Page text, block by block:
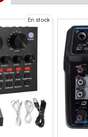
En stock